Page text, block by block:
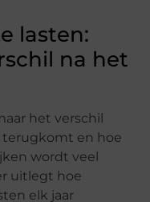
lasten:
na het
het verschil
terugkomt en hoe
wordt veel
uitlegt hoe
elk jaar